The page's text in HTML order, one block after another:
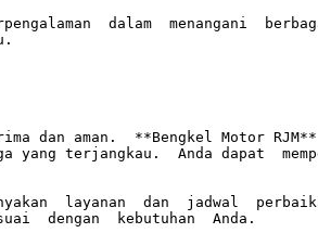
dalam  menangani
dan aman.  **Bengkel Motor
terjangkau.  Anda dapat
layanan  dan  jadwal
dengan  kebutuhan  Anda.